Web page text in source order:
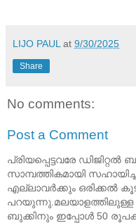
LIJO PAUL at 9/30/2025
Share
No comments:
Post a Comment
പ്രിയപ്പെട്ടവരേ ഡിജിറ്റൽ
സാമ്പത്തികമായി
എല്ലാവർക്കും ഒരിക്കൽ
പറയുന്നു.മലയാളത്തിലുള്ള
ബുക്കിനും ഇപ്പോൾ 50 രൂപക്ക്